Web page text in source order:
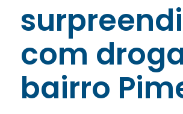
com
bairro